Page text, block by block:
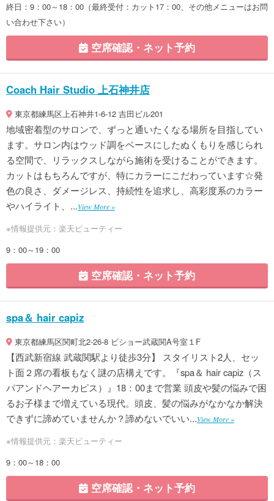
終日：9：00～18：00（最終受付：カット17：00、その他メニューはお問
い合わせ下さい）
空席確認・ネット予約
Coach Hair Studio 上石神井店
東京都練馬区上石神井1-6-12 吉田ビル201
地域密着型のサロンで、ずっと通いたくなる場所を目指してい
ます。サロン内はウッド調をベースにしたぬくもりを感じられ
る空間で、リラックスしながら施術を受けることができます。
カットはもちろんですが、特にカラーにこだわっています☆発
色の良さ、ダメージレス、持続性を追求し、高彩度系のカラー
やハイライト、...View More »
※情報提供元：楽天ビューティー
9：00～19：00
空席確認・ネット予約
spa＆ hair capiz
東京都練馬区関町北2-26-8 ビショー武蔵関A号室１F
【西武新宿線 武蔵関駅より徒歩3分】 スタイリスト2人、セッ
ト面２席の看板もなく謎の店構えです。『spa＆ hair capiz（ス
パアンドヘアーカピス）』18：00まで営業 頭皮や髪の悩みで困
るお子様まで増えている現代。頭皮、髪の悩みがなかなか解決
できずに諦めていませんか？諦めないでいい...View More »
※情報提供元：楽天ビューティー
9：00～18：00
空席確認・ネット予約